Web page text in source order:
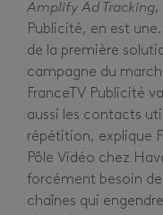
Amplify Ad Tracking,
Publicité, en est
de la première
campagne du
FranceTV Publicité
aussi les contacts
répétition, explique
Pôle Vidéo chez
forcément besoin
chaînes qui